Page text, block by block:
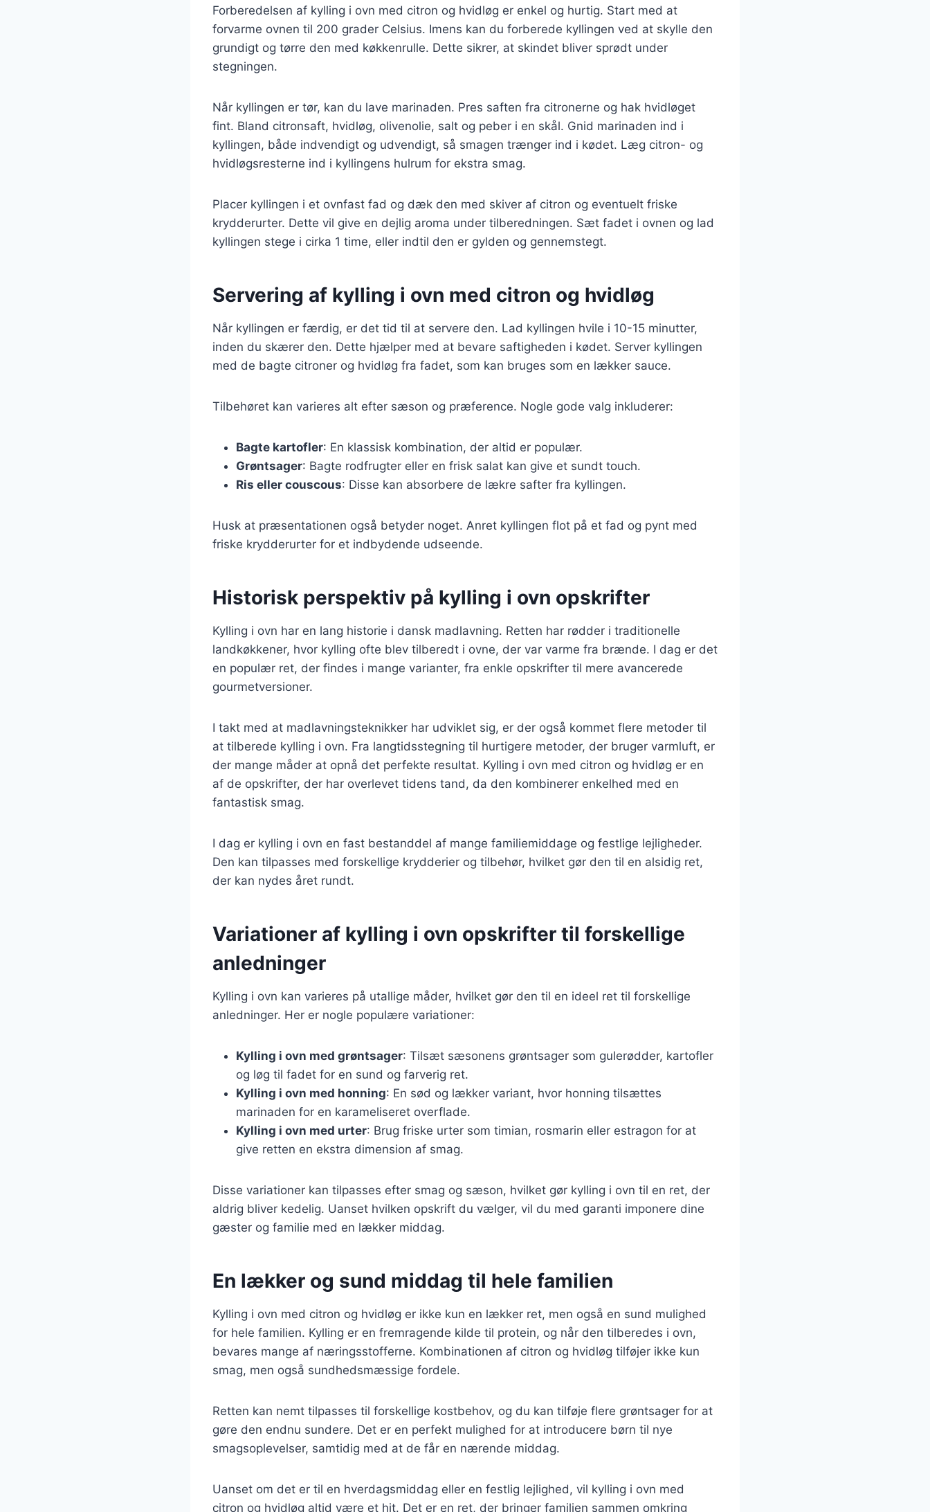
Forberedelsen af kylling i ovn med citron og hvidløg er enkel og hurtig. Start med at
forvarme ovnen til 200 grader Celsius. Imens kan du forberede kyllingen ved at skylle den
grundigt og tørre den med køkkenrulle. Dette sikrer, at skindet bliver sprødt under
stegningen.
Når kyllingen er tør, kan du lave marinaden. Pres saften fra citronerne og hak hvidløget
fint. Bland citronsaft, hvidløg, olivenolie, salt og peber i en skål. Gnid marinaden ind i
kyllingen, både indvendigt og udvendigt, så smagen trænger ind i kødet. Læg citron- og
hvidløgsresterne ind i kyllingens hulrum for ekstra smag.
Placer kyllingen i et ovnfast fad og dæk den med skiver af citron og eventuelt friske
krydderurter. Dette vil give en dejlig aroma under tilberedningen. Sæt fadet i ovnen og lad
kyllingen stege i cirka 1 time, eller indtil den er gylden og gennemstegt.
Servering af kylling i ovn med citron og hvidløg
Når kyllingen er færdig, er det tid til at servere den. Lad kyllingen hvile i 10-15 minutter,
inden du skærer den. Dette hjælper med at bevare saftigheden i kødet. Server kyllingen
med de bagte citroner og hvidløg fra fadet, som kan bruges som en lækker sauce.
Tilbehøret kan varieres alt efter sæson og præference. Nogle gode valg inkluderer:
Bagte kartofler: En klassisk kombination, der altid er populær.
Grøntsager: Bagte rodfrugter eller en frisk salat kan give et sundt touch.
Ris eller couscous: Disse kan absorbere de lækre safter fra kyllingen.
Husk at præsentationen også betyder noget. Anret kyllingen flot på et fad og pynt med
friske krydderurter for et indbydende udseende.
Historisk perspektiv på kylling i ovn opskrifter
Kylling i ovn har en lang historie i dansk madlavning. Retten har rødder i traditionelle
landkøkkener, hvor kylling ofte blev tilberedt i ovne, der var varme fra brænde. I dag er det
en populær ret, der findes i mange varianter, fra enkle opskrifter til mere avancerede
gourmetversioner.
I takt med at madlavningsteknikker har udviklet sig, er der også kommet flere metoder til
at tilberede kylling i ovn. Fra langtidsstegning til hurtigere metoder, der bruger varmluft, er
der mange måder at opnå det perfekte resultat. Kylling i ovn med citron og hvidløg er en
af de opskrifter, der har overlevet tidens tand, da den kombinerer enkelhed med en
fantastisk smag.
I dag er kylling i ovn en fast bestanddel af mange familiemiddage og festlige lejligheder.
Den kan tilpasses med forskellige krydderier og tilbehør, hvilket gør den til en alsidig ret,
der kan nydes året rundt.
Variationer af kylling i ovn opskrifter til forskellige
anledninger
Kylling i ovn kan varieres på utallige måder, hvilket gør den til en ideel ret til forskellige
anledninger. Her er nogle populære variationer:
Kylling i ovn med grøntsager: Tilsæt sæsonens grøntsager som gulerødder, kartofler
og løg til fadet for en sund og farverig ret.
Kylling i ovn med honning: En sød og lækker variant, hvor honning tilsættes
marinaden for en karameliseret overflade.
Kylling i ovn med urter: Brug friske urter som timian, rosmarin eller estragon for at
give retten en ekstra dimension af smag.
Disse variationer kan tilpasses efter smag og sæson, hvilket gør kylling i ovn til en ret, der
aldrig bliver kedelig. Uanset hvilken opskrift du vælger, vil du med garanti imponere dine
gæster og familie med en lækker middag.
En lækker og sund middag til hele familien
Kylling i ovn med citron og hvidløg er ikke kun en lækker ret, men også en sund mulighed
for hele familien. Kylling er en fremragende kilde til protein, og når den tilberedes i ovn,
bevares mange af næringsstofferne. Kombinationen af citron og hvidløg tilføjer ikke kun
smag, men også sundhedsmæssige fordele.
Retten kan nemt tilpasses til forskellige kostbehov, og du kan tilføje flere grøntsager for at
gøre den endnu sundere. Det er en perfekt mulighed for at introducere børn til nye
smagsoplevelser, samtidig med at de får en nærende middag.
Uanset om det er til en hverdagsmiddag eller en festlig lejlighed, vil kylling i ovn med
citron og hvidløg altid være et hit. Det er en ret, der bringer familien sammen omkring